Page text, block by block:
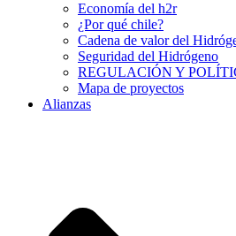
Economía del h2r
¿Por qué chile?
Cadena de valor del
Seguridad del Hidrógeno
REGULACIÓN Y
Mapa de proyectos
Alianzas